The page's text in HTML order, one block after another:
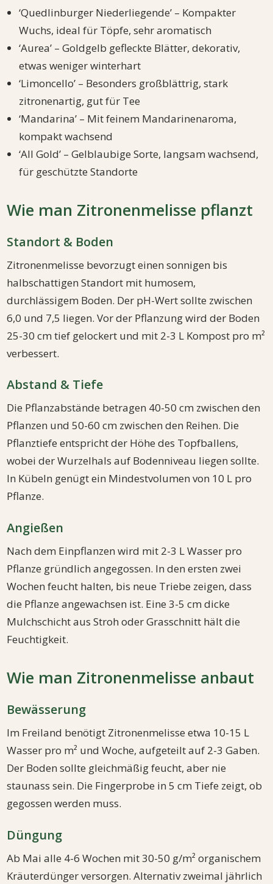
‘Quedlinburger Niederliegende’ – Kompakter
Wuchs, ideal für Töpfe, sehr aromatisch
‘Aurea’ – Goldgelb gefleckte Blätter, dekorativ,
etwas weniger winterhart
‘Limoncello’ – Besonders großblättrig, stark
zitronenartig, gut für Tee
‘Mandarina’ – Mit feinem Mandarinenaroma,
kompakt wachsend
‘All Gold’ – Gelblaubige Sorte, langsam wachsend,
für geschützte Standorte
Wie man Zitronenmelisse pflanzt
Standort & Boden
Zitronenmelisse bevorzugt einen sonnigen bis
halbschattigen Standort mit humosem,
durchlässigem Boden. Der pH-Wert sollte zwischen
6,0 und 7,5 liegen. Vor der Pflanzung wird der Boden
25-30 cm tief gelockert und mit 2-3 L Kompost pro m²
verbessert.
Abstand & Tiefe
Die Pflanzabstände betragen 40-50 cm zwischen den
Pflanzen und 50-60 cm zwischen den Reihen. Die
Pflanztiefe entspricht der Höhe des Topfballens,
wobei der Wurzelhals auf Bodenniveau liegen sollte.
In Kübeln genügt ein Mindestvolumen von 10 L pro
Pflanze.
Angießen
Nach dem Einpflanzen wird mit 2-3 L Wasser pro
Pflanze gründlich angegossen. In den ersten zwei
Wochen feucht halten, bis neue Triebe zeigen, dass
die Pflanze angewachsen ist. Eine 3-5 cm dicke
Mulchschicht aus Stroh oder Grasschnitt hält die
Feuchtigkeit.
Wie man Zitronenmelisse anbaut
Bewässerung
Im Freiland benötigt Zitronenmelisse etwa 10-15 L
Wasser pro m² und Woche, aufgeteilt auf 2-3 Gaben.
Der Boden sollte gleichmäßig feucht, aber nie
staunass sein. Die Fingerprobe in 5 cm Tiefe zeigt, ob
gegossen werden muss.
Düngung
Ab Mai alle 4-6 Wochen mit 30-50 g/m² organischem
Kräuterdünger versorgen. Alternativ zweimal jährlich